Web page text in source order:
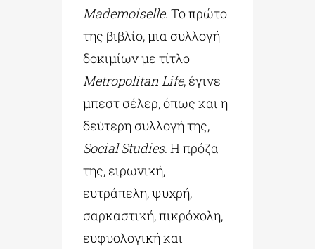
Mademoiselle. Το πρώτο
της βιβλίο, μια συλλογή
δοκιμίων με τίτλο
Metropolitan Life, έγινε
μπεστ σέλερ, όπως και η
δεύτερη συλλογή της,
Social Studies. Η πρόζα
της, ειρωνική,
ευτράπελη, ψυχρή,
σαρκαστική, πικρόχολη,
ευφυολογική και